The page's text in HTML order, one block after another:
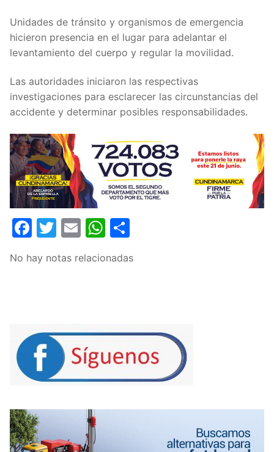
Unidades de tránsito y organismos de emergencia
hicieron presencia en el lugar para adelantar el
levantamiento del cuerpo y regular la movilidad.
Las autoridades iniciaron las respectivas
investigaciones para esclarecer las circunstancias del
accidente y determinar posibles responsabilidades.
Facebook
Twitter
EmailWhatsApp
No hay notas relacionadas